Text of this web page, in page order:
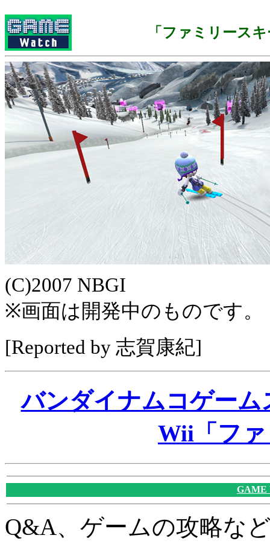
「ファミリース
(C)2007 NBGI
※画面は開発中のものです。
[Reported by 志賀康紀]
バンダイナムコゲー
Wii「フ
GAME
Q&A、ゲームの攻略な